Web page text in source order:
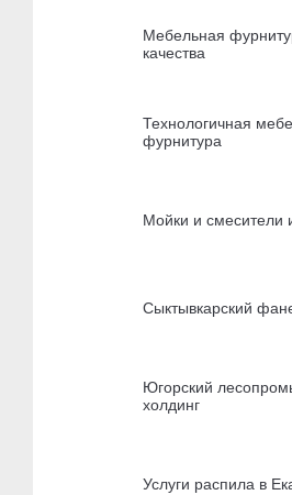
Мебельная
качества
Технологичная
фурнитура
Мойки и смесители
Сыктывкарский
Югорский
холдинг
Услуги распила в